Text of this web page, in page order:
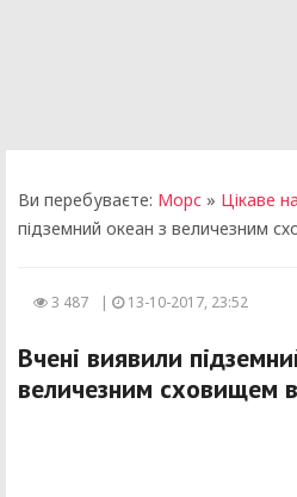
Ви перебуваєте: Морс » Цікаве
підземний океан з величезним
3 487 | 13-10-2017, 23:52
Вчені виявили
величезним сховищем